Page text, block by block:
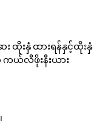
ထိုးနှံ ထားရန်နှင့်ထိုးနှံ
ကယ်လီဖိုးနီးယား